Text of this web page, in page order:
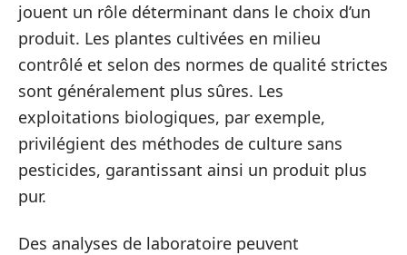
jouent un rôle déterminant dans le choix d’un
produit. Les plantes cultivées en milieu
contrôlé et selon des normes de qualité strictes
sont généralement plus sûres. Les
exploitations biologiques, par exemple,
privilégient des méthodes de culture sans
pesticides, garantissant ainsi un produit plus
pur.
Des analyses de laboratoire peuvent